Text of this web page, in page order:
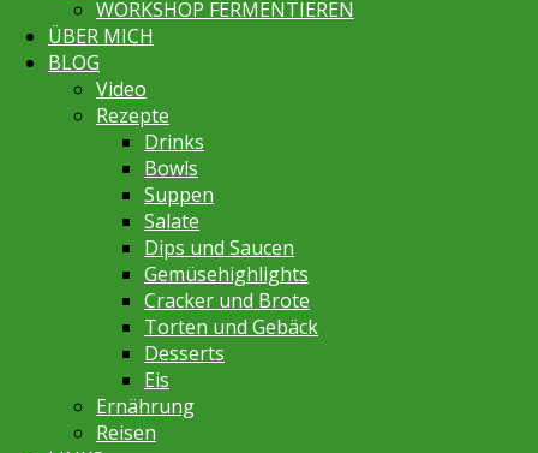
WORKSHOP FERMENTIEREN
ÜBER MICH
BLOG
Video
Rezepte
Drinks
Bowls
Suppen
Salate
Dips und Saucen
Gemüsehighlights
Cracker und Brote
Torten und Gebäck
Desserts
Eis
Ernährung
Reisen